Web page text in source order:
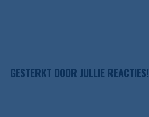
GESTERKT DOOR JULLIE REACTIES!